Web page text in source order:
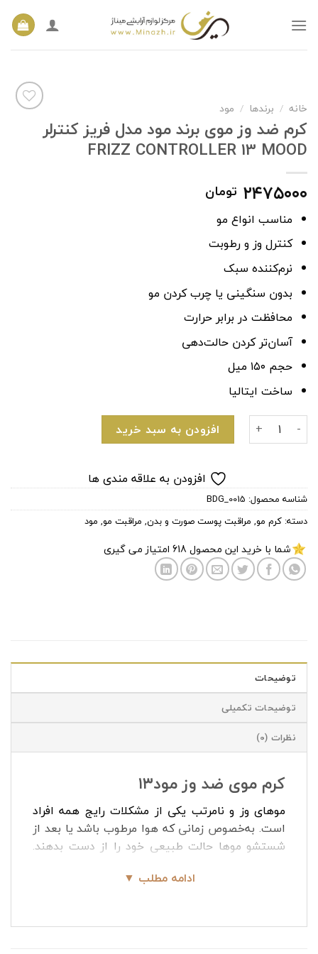
خانه / برندها / مود
کرم ضد وز موی برند مود مدل فریز کنترلر
FRIZZ CONTROLLER 13 MOOD
۲۴۷۵۰۰۰ تومان
مناسب انواع مو
کنترل وز و رطوبت
نرم‌کننده سبک
بدون سنگینی یا چرب کردن مو
محافظت در برابر حرارت
آسان‌تر کردن حالت‌دهی
حجم ۱۵۰ میل
ساخت ایتالیا
کرم ضد وز موی برند مود مدل فریز کنترلر FRIZZ CONTROLLER 13 MOOD عدد
افزودن به سبد خرید
افزودن به علاقه مندی ها
شناسه محصول: BDG_0015
دسته: کرم مو, مراقبت پوست صورت و بدن, مراقبت مو, مود
شما با خرید این محصول 618 امتیاز می گیری
توضیحات
توضیحات تکمیلی
نظرات (0)
کرم موی ضد وز مود۱۳
موهای وز و نامرتب یکی از مشکلات رایج همه افراد
است. به‌خصوص زمانی که هوا مرطوب باشد یا بعد از
شستشو موها حالت طبیعی خود را از دست بدهند.
با فرمولاسیون ویژه، وز موها را کاهش داده و موها را
ادامه مطلب ▼